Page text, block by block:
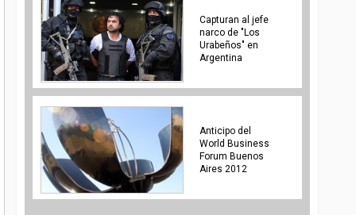
Capturan al jefe
narco de "Los
Urabeños" en
Argentina
Anticipo del
World Business
Forum Buenos
Aires 2012